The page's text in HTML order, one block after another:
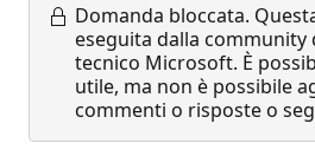
Domanda bloccata.
eseguita dalla community
tecnico Microsoft. È
utile, ma non è possibile
commenti o risposte o